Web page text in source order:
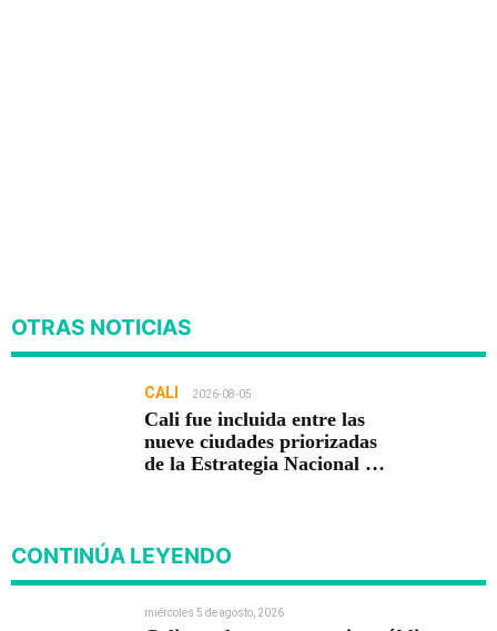
OTRAS NOTICIAS
CALI 2026-08-05
Cali fue incluida entre las
nueve ciudades priorizadas
de la Estrategia Nacional de
CONTINÚA LEYENDO
miércoles 5 de agosto, 2026